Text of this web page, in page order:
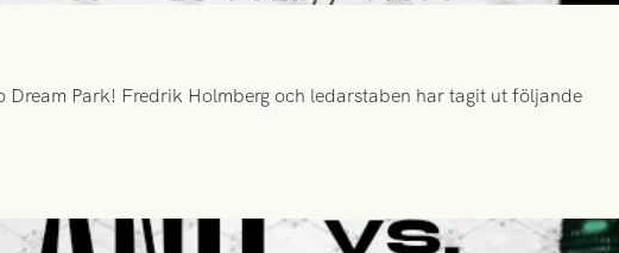
Park! Fredrik Holmberg och ledarstaben har tagit ut följande